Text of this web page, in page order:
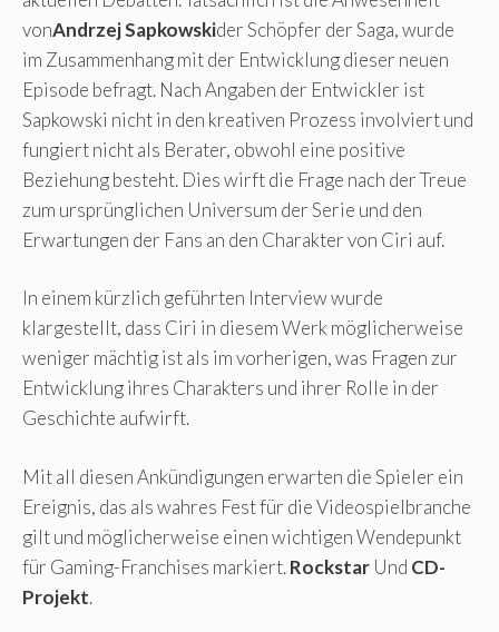
vonAndrzej Sapkowskider Schöpfer der Saga, wurde
im Zusammenhang mit der Entwicklung dieser neuen
Episode befragt. Nach Angaben der Entwickler ist
Sapkowski nicht in den kreativen Prozess involviert und
fungiert nicht als Berater, obwohl eine positive
Beziehung besteht. Dies wirft die Frage nach der Treue
zum ursprünglichen Universum der Serie und den
Erwartungen der Fans an den Charakter von Ciri auf.
In einem kürzlich geführten Interview wurde
klargestellt, dass Ciri in diesem Werk möglicherweise
weniger mächtig ist als im vorherigen, was Fragen zur
Entwicklung ihres Charakters und ihrer Rolle in der
Geschichte aufwirft.
Mit all diesen Ankündigungen erwarten die Spieler ein
Ereignis, das als wahres Fest für die Videospielbranche
gilt und möglicherweise einen wichtigen Wendepunkt
für Gaming-Franchises markiert.Rockstar Und CD-
Projekt.